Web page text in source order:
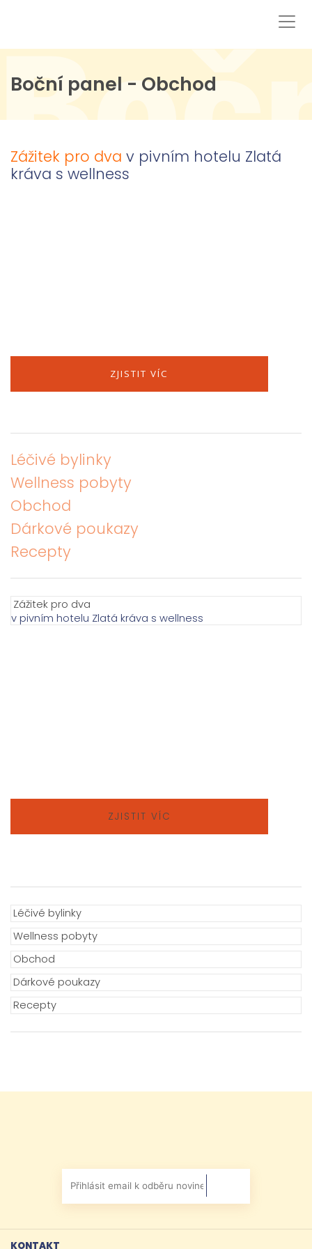
Boční panel - Obchod
Zážitek pro dva v pivním hotelu Zlatá
kráva s wellness
ZJISTIT VÍC
Léčivé bylinky
Wellness pobyty
Obchod
Dárkové poukazy
Recepty
Zážitek pro dva
v pivním hotelu Zlatá kráva s wellness
ZJISTIT VÍC
Léčivé bylinky
Wellness pobyty
Obchod
Dárkové poukazy
Recepty
KONTAKT